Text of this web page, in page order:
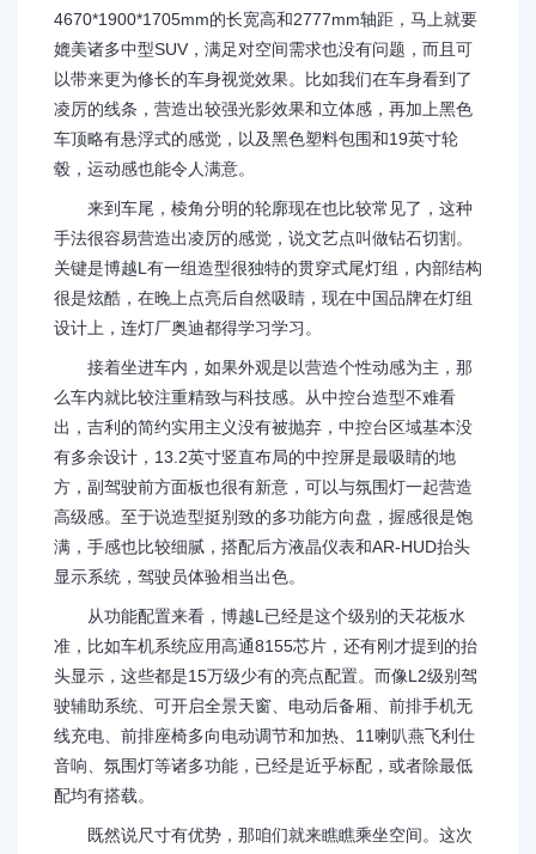
4670*1900*1705mm的长宽高和2777mm轴距，马上就要
媲美诸多中型SUV，满足对空间需求也没有问题，而且可
以带来更为修长的车身视觉效果。比如我们在车身看到了
凌厉的线条，营造出较强光影效果和立体感，再加上黑色
车顶略有悬浮式的感觉，以及黑色塑料包围和19英寸轮
毂，运动感也能令人满意。
来到车尾，棱角分明的轮廓现在也比较常见了，这种
手法很容易营造出凌厉的感觉，说文艺点叫做钻石切割。
关键是博越L有一组造型很独特的贯穿式尾灯组，内部结构
很是炫酷，在晚上点亮后自然吸睛，现在中国品牌在灯组
设计上，连灯厂奥迪都得学习学习。
接着坐进车内，如果外观是以营造个性动感为主，那
么车内就比较注重精致与科技感。从中控台造型不难看
出，吉利的简约实用主义没有被抛弃，中控台区域基本没
有多余设计，13.2英寸竖直布局的中控屏是最吸睛的地
方，副驾驶前方面板也很有新意，可以与氛围灯一起营造
高级感。至于说造型挺别致的多功能方向盘，握感很是饱
满，手感也比较细腻，搭配后方液晶仪表和AR-HUD抬头
显示系统，驾驶员体验相当出色。
从功能配置来看，博越L已经是这个级别的天花板水
准，比如车机系统应用高通8155芯片，还有刚才提到的抬
头显示，这些都是15万级少有的亮点配置。而像L2级别驾
驶辅助系统、可开启全景天窗、电动后备厢、前排手机无
线充电、前排座椅多向电动调节和加热、11喇叭燕飞利仕
音响、氛围灯等诸多功能，已经是近乎标配，或者除最低
配均有搭载。
既然说尺寸有优势，那咱们就来瞧瞧乘坐空间。这次